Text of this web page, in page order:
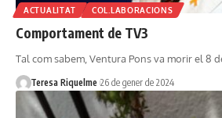
ACTUALITAT COL.LABORACIONS
Comportament de TV3
Tal com sabem, Ventura Pons va morir el 8
Teresa Riquelme 26 de gener de 2024